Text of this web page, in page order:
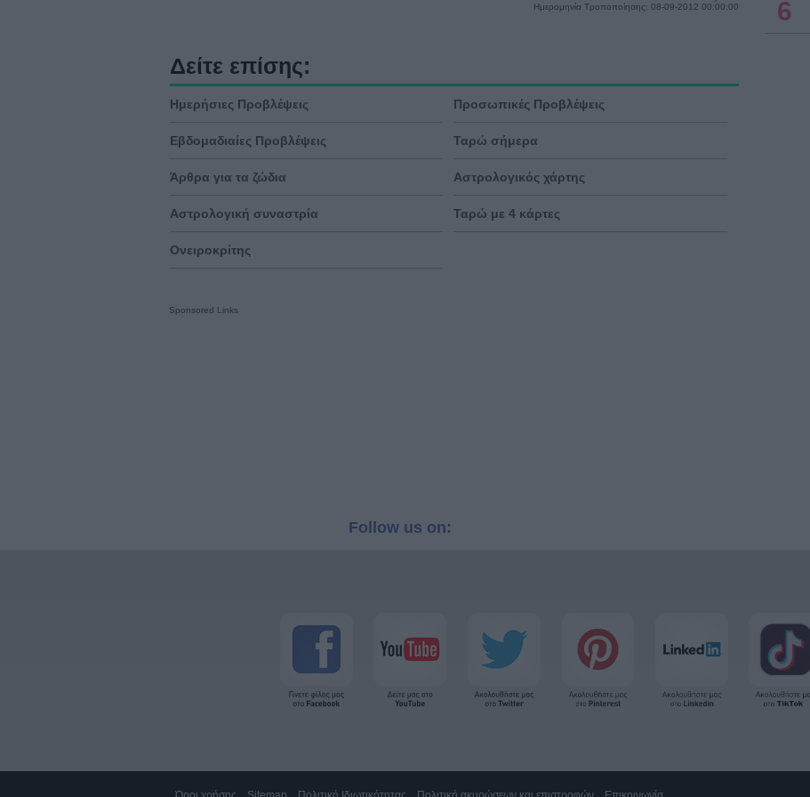
Ημερομηνία Τροποποίησης: 08-09-2012 00:00:00
Δείτε επίσης:
Ημερήσιες Προβλέψεις Προσωπικές Προβλέψεις
Εβδομαδιαίες Προβλέψεις Ταρώ σήμερα
Άρθρα για τα ζώδια Αστρολογικός χάρτης
Αστρολογική συναστρία Ταρώ με 4 κάρτες
Ονειροκρίτης
6
Sponsored Links
Follow us on: